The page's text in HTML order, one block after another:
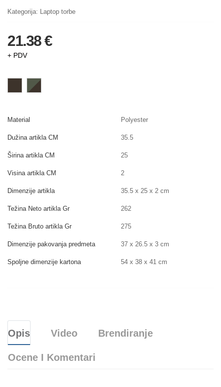
Kategorija: Laptop torbe
21.38 €
+ PDV
Material Polyester
Dužina artikla CM 35.5
Širina artikla CM 25
Visina artikla CM 2
Dimenzije artikla 35.5 x 25 x 2 cm
Težina Neto artikla Gr 262
Težina Bruto artikla Gr 275
Dimenzije pakovanja predmeta 37 x 26.5 x 3 cm
Spoljne dimenzije kartona 54 x 38 x 41 cm
Opis Video Brendiranje
Ocene I Komentari